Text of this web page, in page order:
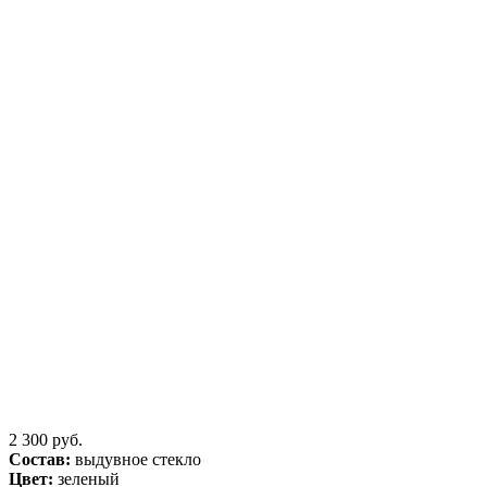
2 300 руб.
Состав: выдувное стекло
Цвет: зеленый